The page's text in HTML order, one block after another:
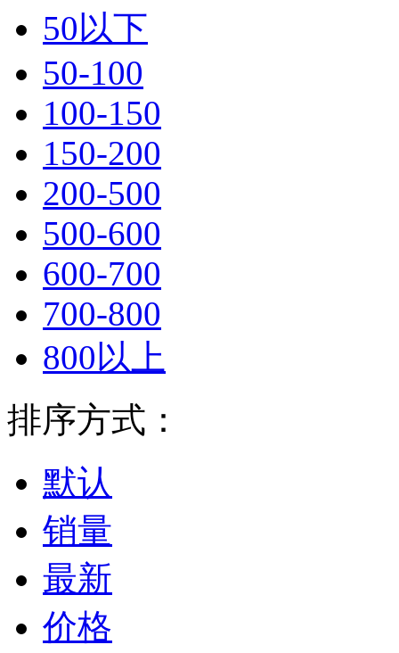
50以下
50-100
100-150
150-200
200-500
500-600
600-700
700-800
800以上
排序方式：
默认
销量
最新
价格